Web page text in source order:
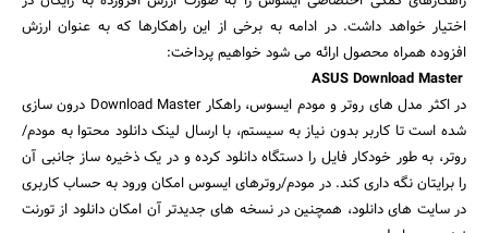
اختیار خواهد داشت. در ادامه به برخی از این راهکارها که به عنوان ارزش
افزوده همراه محصول ارائه می شود خواهیم پرداخت:
در اکثر مدل های روتر و مودم ایسوس، راهکار Download Master درون سازی
شده است تا کاربر بدون نیاز به سیستم، با ارسال لینک دانلود محتوا به مودم/
روتر، به طور خودکار فایل را دستگاه دانلود کرده و در یک ذخیره ساز جانبی آن
را برایتان نگه داری کند. در مودم/روترهای ایسوس امکان ورود به حساب کاربری
در سایت های دانلود، همچنین در نسخه های جدیدتر آن امکان دانلود از تورنت